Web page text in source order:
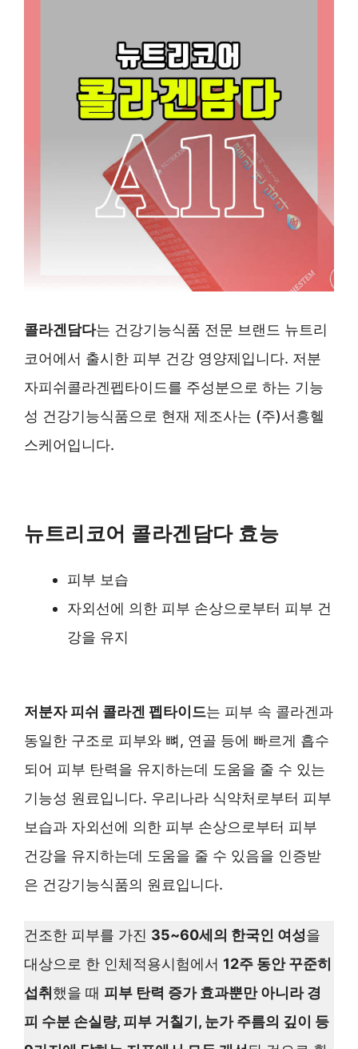
콜라겐담다는 건강기능식품 전문 브랜드 뉴트리
코어에서 출시한 피부 건강 영양제입니다. 저분
자피쉬콜라겐펩타이드를 주성분으로 하는 기능
성 건강기능식품으로 현재 제조사는 (주)서흥헬
스케어입니다.
뉴트리코어 콜라겐담다 효능
피부 보습
자외선에 의한 피부 손상으로부터 피부 건
강을 유지
저분자 피쉬 콜라겐 펩타이드는 피부 속 콜라겐과
동일한 구조로 피부와 뼈, 연골 등에 빠르게 흡수
되어 피부 탄력을 유지하는데 도움을 줄 수 있는
기능성 원료입니다. 우리나라 식약처로부터 피부
보습과 자외선에 의한 피부 손상으로부터 피부
건강을 유지하는데 도움을 줄 수 있음을 인증받
은 건강기능식품의 원료입니다.
건조한 피부를 가진 35~60세의 한국인 여성을
대상으로 한 인체적용시험에서 12주 동안 꾸준히
섭취 했을 때 피부 탄력 증가 효과뿐만 아니라 경
피 수분 손실량, 피부 거칠기, 눈가 주름의 깊이 등